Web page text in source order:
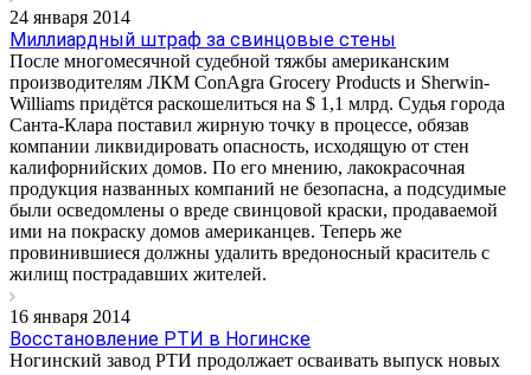
24 января 2014
Миллиардный штраф за свинцовые стены
После многомесячной судебной тяжбы американским
производителям ЛКМ ConAgra Grocery Products и Sherwin-
Williams придётся раскошелиться на $ 1,1 млрд. Судья города
Санта-Клара поставил жирную точку в процессе, обязав
компании ликвидировать опасность, исходящую от стен
калифорнийских домов. По его мнению, лакокрасочная
продукция названных компаний не безопасна, а подсудимые
были осведомлены о вреде свинцовой краски, продаваемой
ими на покраску домов американцев. Теперь же
провинившиеся должны удалить вредоносный краситель с
жилищ пострадавших жителей.
16 января 2014
Восстановление РТИ в Ногинске
Ногинский завод РТИ продолжает осваивать выпуск новых